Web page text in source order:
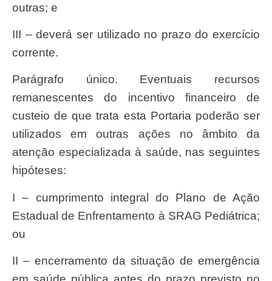
outras; e
III – deverá ser utilizado no prazo do exercício
corrente.
Parágrafo único. Eventuais recursos
remanescentes do incentivo financeiro de
custeio de que trata esta Portaria poderão ser
utilizados em outras ações no âmbito da
atenção especializada à saúde, nas seguintes
hipóteses:
I – cumprimento integral do Plano de Ação
Estadual de Enfrentamento à SRAG Pediátrica;
ou
II – encerramento da situação de emergência